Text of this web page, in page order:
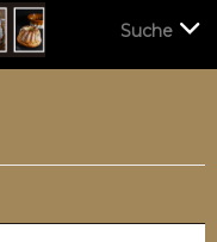
Suche
Suche